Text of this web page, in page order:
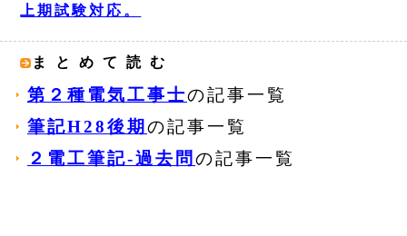
上期試験対応。
まとめて読む
第２種電気工事士の記事一覧
筆記H28後期 の記事一覧
２電工筆記‐過去問 の記事一覧